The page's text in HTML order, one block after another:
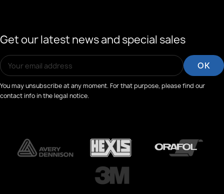
Get our latest news and special sales
You may unsubscribe at any moment. For that purpose, please find our
contact info in the legal notice.